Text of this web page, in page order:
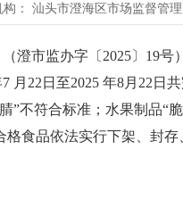
： 汕头市澄海区市场监督管
市监办字〔2025〕19号
22日至2025 年8月22日
不符合标准；水果制品“
食品依法实行下架、封